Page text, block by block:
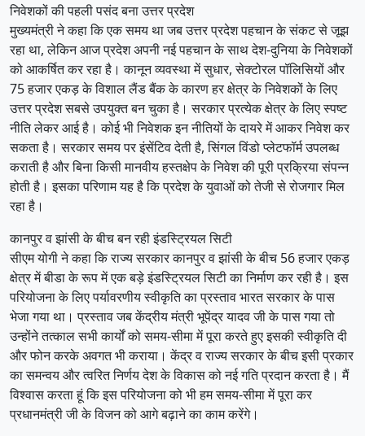
निवेशकों की पहली पसंद बना उत्तर प्रदेश
मुख्यमंत्री ने कहा कि एक समय था जब उत्तर प्रदेश पहचान के संकट से जूझ
रहा था, लेकिन आज प्रदेश अपनी नई पहचान के साथ देश-दुनिया के निवेशकों
को आकर्षित कर रहा है। कानून व्यवस्था में सुधार, सेक्टोरल पॉलिसियों और
75 हजार एकड़ के विशाल लैंड बैंक के कारण हर क्षेत्र के निवेशकों के लिए
उत्तर प्रदेश सबसे उपयुक्त बन चुका है। सरकार प्रत्येक क्षेत्र के लिए स्पष्ट
नीति लेकर आई है। कोई भी निवेशक इन नीतियों के दायरे में आकर निवेश कर
सकता है। सरकार समय पर इंसेंटिव देती है, सिंगल विंडो प्लेटफॉर्म उपलब्ध
कराती है और बिना किसी मानवीय हस्तक्षेप के निवेश की पूरी प्रक्रिया संपन्न
होती है। इसका परिणाम यह है कि प्रदेश के युवाओं को तेजी से रोजगार मिल
रहा है।
कानपुर व झांसी के बीच बन रही इंडस्ट्रियल सिटी
सीएम योगी ने कहा कि राज्य सरकार कानपुर व झांसी के बीच 56 हजार एकड़
क्षेत्र में बीडा के रूप में एक बड़े इंडस्ट्रियल सिटी का निर्माण कर रही है। इस
परियोजना के लिए पर्यावरणीय स्वीकृति का प्रस्ताव भारत सरकार के पास
भेजा गया था। प्रस्ताव जब केंद्रीय मंत्री भूपेंद्र यादव जी के पास गया तो
उन्होंने तत्काल सभी कार्यों को समय-सीमा में पूरा करते हुए इसकी स्वीकृति दी
और फोन करके अवगत भी कराया। केंद्र व राज्य सरकार के बीच इसी प्रकार
का समन्वय और त्वरित निर्णय देश के विकास को नई गति प्रदान करता है। मैं
विश्वास करता हूं कि इस परियोजना को भी हम समय-सीमा में पूरा कर
प्रधानमंत्री जी के विजन को आगे बढ़ाने का काम करेंगे।